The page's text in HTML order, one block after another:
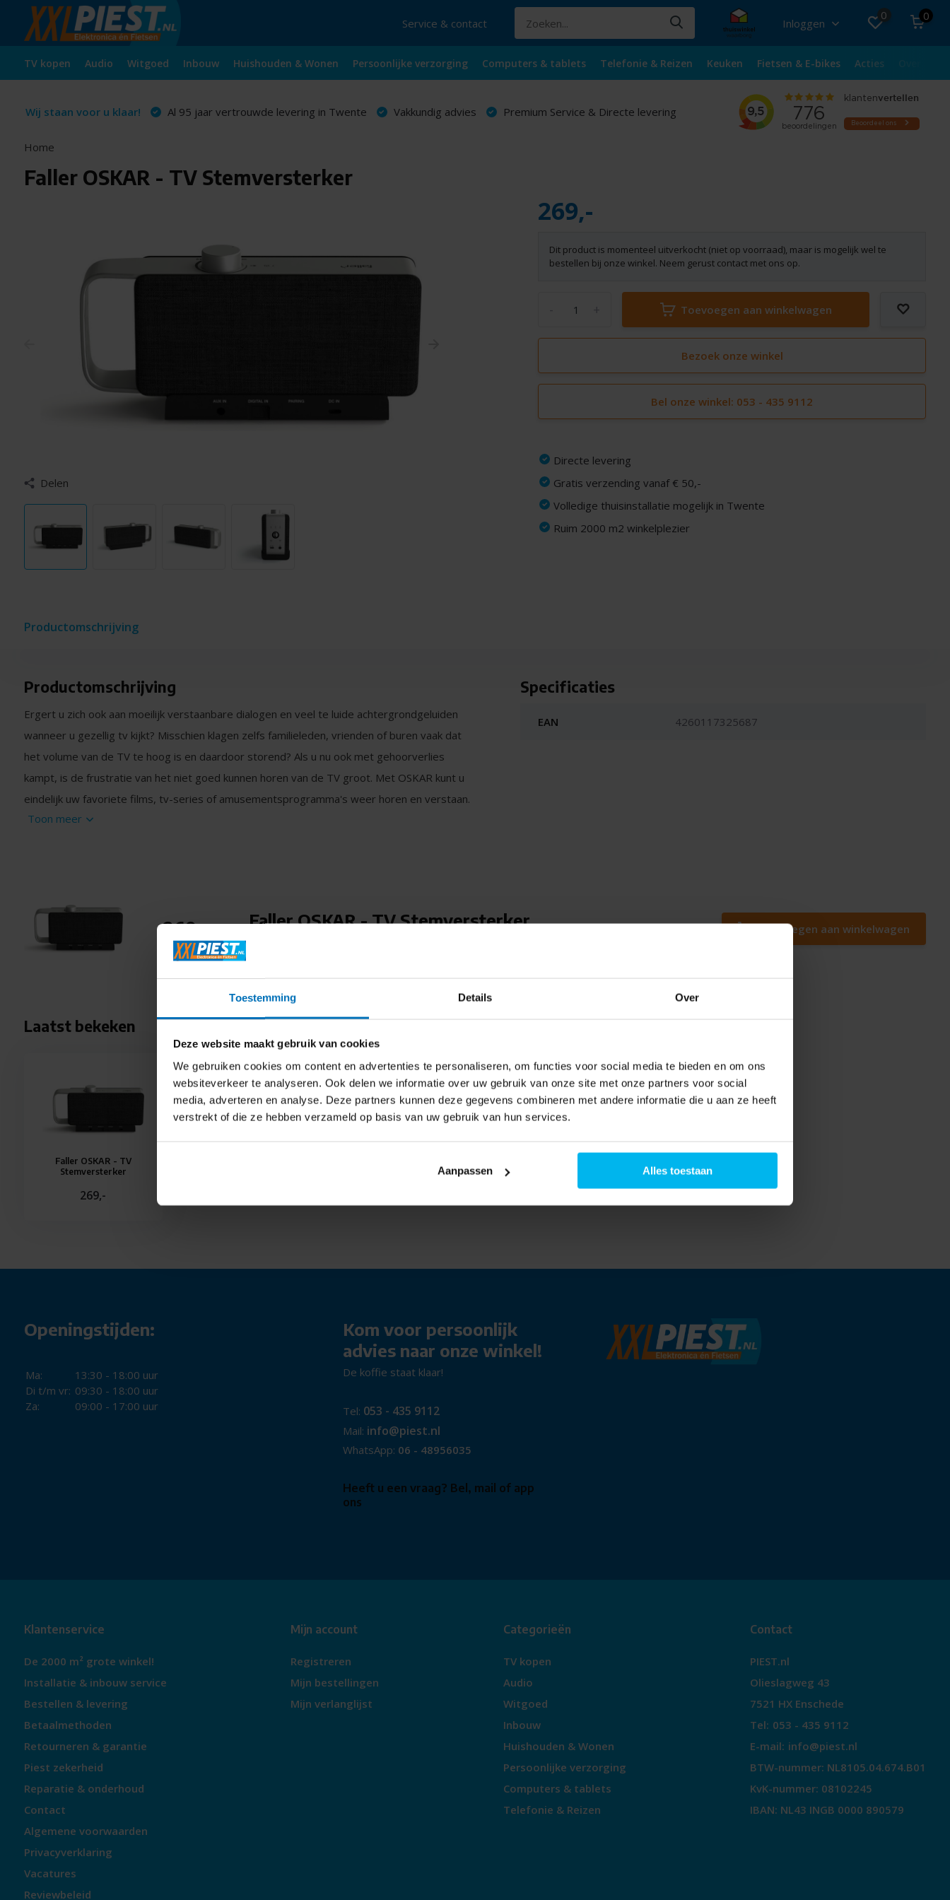
Toestemming Details Over
Deze website maakt gebruik van cookies
We gebruiken cookies om content en advertenties te personaliseren, om functies voor social media te bieden en om ons
websiteverkeer te analyseren. Ook delen we informatie over uw gebruik van onze site met onze partners voor social
media, adverteren en analyse. Deze partners kunnen deze gegevens combineren met andere informatie die u aan ze heeft
verstrekt of die ze hebben verzameld op basis van uw gebruik van hun services.
Aanpassen Alles toestaan
Service & contact Inloggen
0 0
TV kopen Audio Witgoed Inbouw Huishouden & Wonen Persoonlijke verzorging Computers & tablets Telefonie & Reizen Keuken Fietsen & E-bikes Acties
Wij staan voor u klaar! Al 95 jaar vertrouwde levering in Twente Vakkundig advies Premium Service & Directe levering
Home
Faller OSKAR - TV Stemversterker
Delen
269,-
Dit product is momenteel uitverkocht (niet op voorraad), maar is mogelijk wel te
bestellen bij onze winkel. Neem gerust contact met ons op.
Toevoegen aan winkelwagen
Bezoek onze winkel
Bel onze winkel: 053 - 435 9112
Directe levering
Gratis verzending vanaf € 50,-
Volledige thuisinstallatie mogelijk in Twente
Ruim 2000 m2 winkelplezier
Productomschrijving
Productomschrijving
Ergert u zich ook aan moeilijk verstaanbare dialogen en veel te luide achtergrondgeluiden
wanneer u gezellig tv kijkt? Misschien klagen zelfs familieleden, vrienden of buren vaak dat
het volume van de TV te hoog is en daardoor storend? Als u nu ook met gehoorverlies
kampt, is de frustratie van het niet goed kunnen horen van de TV groot. Met OSKAR kunt u
eindelijk uw favoriete films, tv-series of amusementsprogramma's weer horen en verstaan.
zorgeloze TV-momenten met OSKAR.
Toon meer
Specificaties
EAN 4260117325687
269,- Faller OSKAR - TV Stemversterker Toevoegen aan winkelwagen
Laatst bekeken
Faller OSKAR - TV
Stemversterker
269,-
Openingstijden:
Ma:
13:30 - 18:00 uur
Di t/m vr: 09:30 - 18:00 uur
Za:
09:00 - 17:00 uur
Kom voor persoonlijk
advies naar onze winkel!
De koffie staat klaar!
Tel: 053 - 435 9112
Mail: info@piest.nl
WhatsApp: 06 - 48956035
Heeft u een vraag? Bel, mail of app
ons
Klantenservice
De 2000 m² grote winkel!
Installatie & inbouw service
Bestellen & levering
Betaalmethoden
Retourneren & garantie
Piest zekerheid
Reparatie & onderhoud
Contact
Algemene voorwaarden
Privacyverklaring
Vacatures
Reviewbeleid
Mijn account
Registreren
Mijn bestellingen
Mijn verlanglijst
Categorieën
TV kopen
Audio
Witgoed
Inbouw
Huishouden & Wonen
Persoonlijke verzorging
Computers & tablets
Telefonie & Reizen
Contact
PIEST.nl
Olieslagweg 43
7521 HX Enschede
Tel: 053 - 435 9112
E-mail: info@piest.nl
BTW-nummer: NL8105.04.674.B01
KvK-nummer: 08102245
IBAN: NL43 INGB 0000 890579